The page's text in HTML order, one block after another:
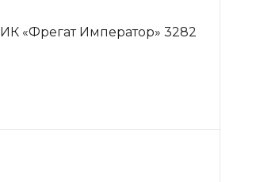
ИК «Фрегат Император» 3282